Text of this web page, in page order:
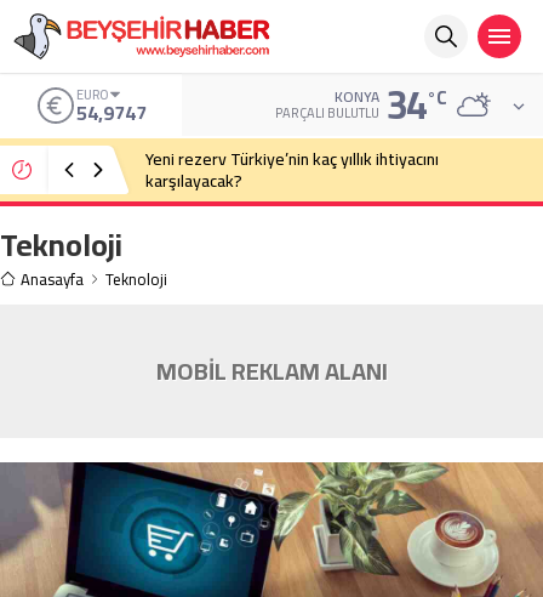
ALTIN
6.499,25 KONYA
PARÇALI BULUTLU 34°C
Eski Anayasa Mahkemesi Başkanı Yekta Güngör
Özden: Yargıçlar siyasal iktidara güvenerek böyle
kararlar alıyor
Teknoloji
Anasayfa Teknoloji
MOBİL REKLAM ALANI